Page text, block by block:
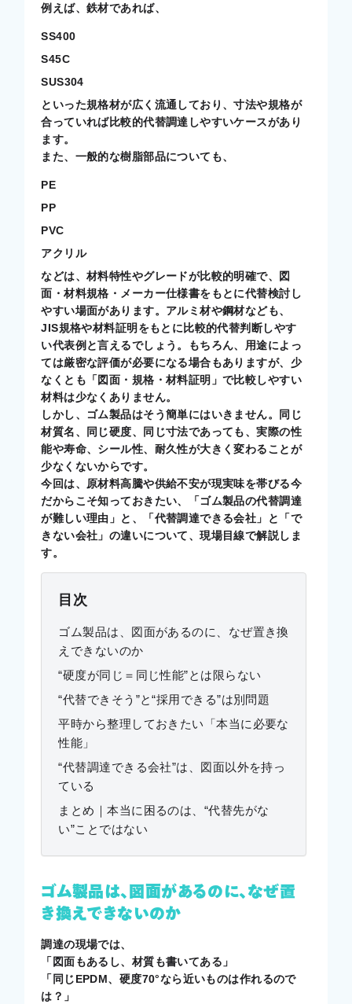
例えば、鉄材であれば、
SS400
S45C
SUS304
といった規格材が広く流通しており、寸法や規格が
合っていれば比較的代替調達しやすいケースがあり
ます。
また、一般的な樹脂部品についても、
PE
PP
PVC
アクリル
などは、材料特性やグレードが比較的明確で、図
面・材料規格・メーカー仕様書をもとに代替検討し
やすい場面があります。アルミ材や鋼材なども、
JIS規格や材料証明をもとに比較的代替判断しやす
い代表例と言えるでしょう。もちろん、用途によっ
ては厳密な評価が必要になる場合もありますが、少
なくとも「図面・規格・材料証明」で比較しやすい
材料は少なくありません。
しかし、ゴム製品はそう簡単にはいきません。同じ
材質名、同じ硬度、同じ寸法であっても、実際の性
能や寿命、シール性、耐久性が大きく変わることが
少なくないからです。
今回は、原材料高騰や供給不安が現実味を帯びる今
だからこそ知っておきたい、「ゴム製品の代替調達
が難しい理由」と、「代替調達できる会社」と「で
きない会社」の違いについて、現場目線で解説しま
す。
目次
ゴム製品は、図面があるのに、なぜ置き換
えできないのか
“硬度が同じ＝同じ性能”とは限らない
“代替できそう”と“採用できる”は別問題
平時から整理しておきたい「本当に必要な
性能」
“代替調達できる会社”は、図面以外を持っ
ている
まとめ｜本当に困るのは、“代替先がな
い”ことではない
ゴム製品は、図面があるのに、なぜ置
き換えできないのか
調達の現場では、
「図面もあるし、材質も書いてある」
「同じEPDM、硬度70°なら近いものは作れるので
は？」